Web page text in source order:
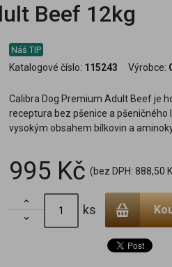
Beef 12kg
Náš TIP
Katalogové číslo: 115243 Výrobce:
Calibra Dog Premium Adult Beef je
receptura bez pšenice a
vysokým obsahem bílkovin a
995 Kč (bez DPH: 888,50


ks